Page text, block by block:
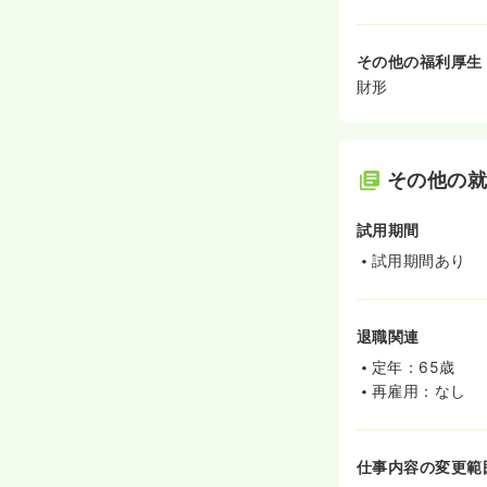
その他の福利厚生
財形
その他の
試用期間
試用期間あり
退職関連
定年：65歳
再雇用：なし
仕事内容の変更範